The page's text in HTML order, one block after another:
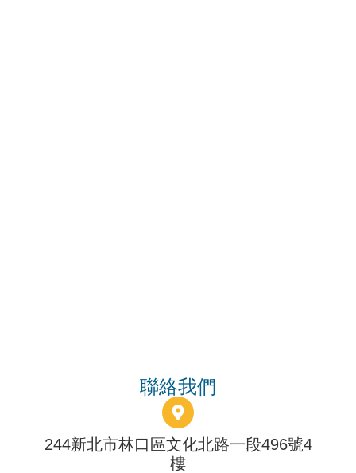
聯絡我們
244新北市林口區文化北路一段496號4
樓